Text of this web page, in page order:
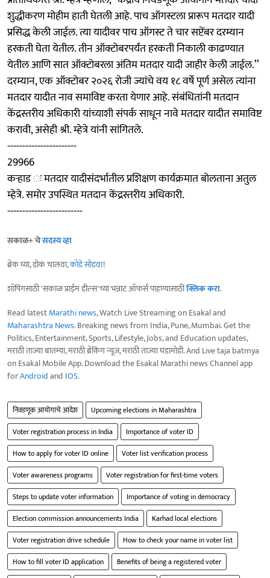
शुद्धीकरण मोहीम हाती घेतली आहे. पाच ऑगस्टला प्रारूप मतदार यादी
प्रसिद्ध केली जाईल. त्या यादीवर पाच ऑगस्ट ते चार सप्टेंबर दरम्यान
हरकती घेता येतील. तीन ऑक्टोबरपर्यंत हरकती निकाली काढण्यात
येतील आणि सात ऑक्टोबरला अंतिम मतदार यादी जाहीर केली जाईल.’’
दरम्यान, एक ऑक्टोबर २०२६ रोजी ज्यांचे वय १८ वर्षे पूर्ण असेल त्यांना
मतदार यादीत नाव समाविष्ट करता येणार आहे. संबंधितांनी मतदान
केंद्रस्तरीय अधिकारी यांच्याशी संपर्क साधून नावे मतदार यादीत समाविष्ट
करावी, असेही श्री. म्हेत्रे यांनी सांगितले.
-----------------------
29966
कऱ्हाड ः मतदार यादीसंदर्भातील प्रशिक्षण कार्यक्रमात बोलताना अतुल
म्हेत्रे. समोर उपस्थित मतदान केंद्रस्तरीय अधिकारी.
-------------------------
सकाळ+ चेसदस्य व्हा
ब्रेक घ्या, डोकं चालवा,कोडे सोडवा!
शॉपिंगसाठी 'सकाळ प्राईम डील्स'च्या भन्नाट ऑफर्स पाहण्यासाठीक्लिक करा.
Read latestMarathi news, Watch Live Streaming on Esakal and
Maharashtra News. Breaking news from India, Pune, Mumbai. Get the
Politics, Entertainment, Sports, Lifestyle, Jobs, and Education updates,
मराठी ताज्या बातम्या, मराठी ब्रेकिंग न्यूज, मराठी ताज्या घडामोडी. And Live taja batmya
on Esakal Mobile App. Download the Esakal Marathi news Channel app
forAndroidand IOS.
निवडणूक आयोगाचे आदेश
Upcoming elections in Maharashtra
Voter registration process in India
Importance of voter ID
How to apply for voter ID online
Voter list verification process
Voter awareness programs
Voter registration for first-time voters
Steps to update voter information
Importance of voting in democracy
Election commission announcements India
Karhad local elections
Voter registration drive schedule
How to check your name in voter list
How to fill voter ID application
Benefits of being a registered voter